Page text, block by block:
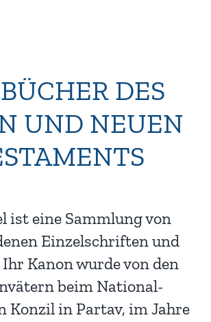
DES
UND NEUEN
ist eine Sammlung von
Einzelschriften und
Kanon wurde von den
beim National-
Konzil in Partav, im Jahre